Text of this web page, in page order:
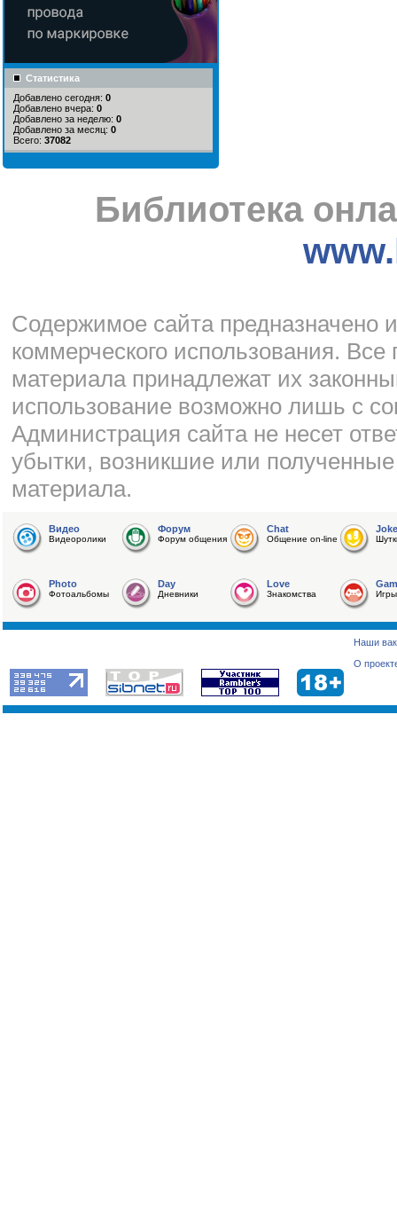
Статистика
Добавлено сегодня: 0
Добавлено вчера: 0
Добавлено за неделю: 0
Добавлено за месяц: 0
Всего: 37082
Библиотека
Cодержимое сайта предназначено
коммерческого использования.
материала принадлежат их
использование возможно лишь с
Администрация сайта не несет
убытки, возникшие или
материала.
Видео
Видеоролики
Форум
Форум общения
Chat
Общение on-line
Joke
Photo
Фотоальбомы
Day
Дневники
Love
Знакомства Игры
Наши
О